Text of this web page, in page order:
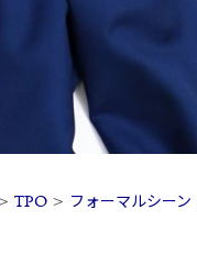
TPO > フォーマルシーン